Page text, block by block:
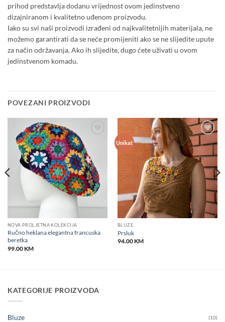
prihod predstavlja dodanu vrijednost ovom jedinstveno
dizajniranom i kvalitetno uđenom proizvodu.
Iako su svi naši proizvodi izrađeni od najkvalitetnijih materijala, ne
možemo garantirati da se neće promijeniti ako se ne slijedite upute
za način održavanja. Ako ih slijedite, dugo ćete uživati u ovom
jedinstvenom komadu.
POVEZANI PROIZVODI
wishlist
NOVA PROLJETNA KOLEKCIJA
Ručno heklana elegantna francuska
beretka
99.00 KM
Unikat
wishlist
BLUZE
Prsluk
94.00 KM
KATEGORIJE PROIZVODA
Bluze (10)